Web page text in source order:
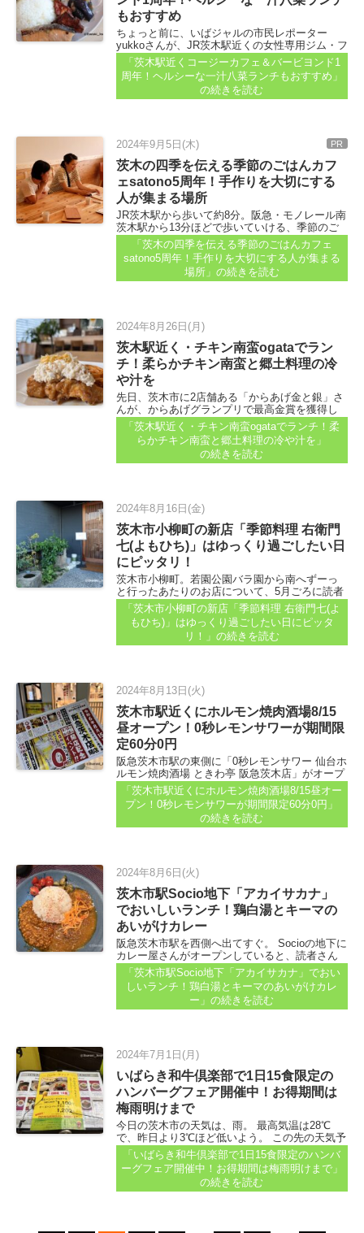
もおすすめ
ちょっと前に、いばジャルの市民レポーター
yukkoさんが、JR茨木駅近くの女性専用ジム・フ
ィットネスセンター「POSTURE(ポスチュア)」
さんの様子を教えてくれていました...
「茨木駅近くコージーカフェ＆バービヨンド1
周年！ヘルシーな一汁八菜ランチもおすすめ」
の続きを読む
2024年9月5日(木) PR
茨木の四季を伝える季節のごはんカフ
ェsatono5周年！手作りを大切にする
人が集まる場所
JR茨木駅から歩いて約8分。阪急・モノレール南
茨木駅から13分ほどで歩いていける、季節のご
はんカフェsatono。 茨木の山とまち、人と手し
ごとをつなぐ人気店です...
「茨木の四季を伝える季節のごはんカフェ
satono5周年！手作りを大切にする人が集まる
場所」 の続きを読む
2024年8月26日(月)
茨木駅近く・チキン南蛮ogataでラン
チ！柔らかチキン南蛮と郷土料理の冷
や汁を
先日、茨木市に2店舗ある「からあげ金と銀」さ
んが、からあげグランプリで最高金賞を獲得し
たことをお伝えしました...
「茨木駅近く・チキン南蛮ogataでランチ！柔
らかチキン南蛮と郷土料理の冷や汁を」
の続きを読む
2024年8月16日(金)
茨木市小柳町の新店「季節料理 右衛門
七(よもひち)」はゆっくり過ごしたい日
にピッタリ！
茨木市小柳町。若園公園バラ園から南へずーっ
と行ったあたりのお店について、5月ごろに読者
さんからコメントをいただいていました...
「茨木市小柳町の新店「季節料理 右衛門七(よ
もひち)」はゆっくり過ごしたい日にピッタ
リ！」 の続きを読む
2024年8月13日(火)
茨木市駅近くにホルモン焼肉酒場8/15
昼オープン！0秒レモンサワーが期間限
定60分0円
阪急茨木市駅の東側に「0秒レモンサワー 仙台ホ
ルモン焼肉酒場 ときわ亭 阪急茨木店」がオープ
ンします！ 場所は、7月下旬に「前は焼肉店だっ
た～」と工事をしているとお伝えしていた建物
の2階...
「茨木市駅近くにホルモン焼肉酒場8/15昼オー
プン！0秒レモンサワーが期間限定60分0円」
の続きを読む
2024年8月6日(火)
茨木市駅Socio地下「アカイサカナ」
でおいしいランチ！鶏白湯とキーマの
あいがけカレー
阪急茨木市駅を西側へ出てすぐ。 Socioの地下に
カレー屋さんがオープンしていると、読者さん
から投稿をいただきました。 「7月17日にオープ
ンしたカレー屋さんです。 ソシオの地下１階に
あります。 鶏だしとキーマの合掛けカレーを頂
「茨木市駅Socio地下「アカイサカナ」でおい
しいランチ！鶏白湯とキーマのあいがけカレ
ー」の続きを読む
2024年7月1日(月)
いばらき和牛倶楽部で1日15食限定の
ハンバーグフェア開催中！お得期間は
梅雨明けまで
今日の茨木市の天気は、雨。 最高気温は28℃
で、昨日より3℃ほど低いよう。 この先の天気予
報を見ても、傘マークが続いていて、まだまだ
梅雨なのかな。 梅雨明けまで開催！ハンバーグ
フェア 先日、情報はココへ投稿をいただいてい
「いばらき和牛倶楽部で1日15食限定のハンバ
ーグフェア開催中！お得期間は梅雨明けまで」
の続きを読む